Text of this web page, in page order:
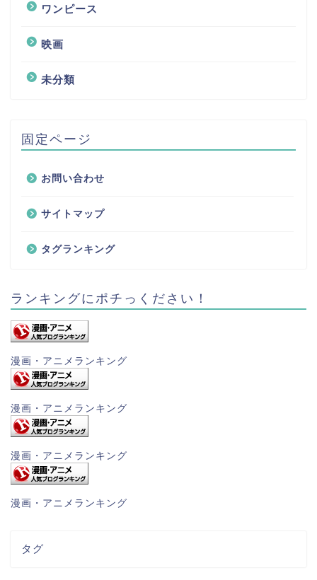
ワンピース
映画
未分類
固定ページ
お問い合わせ
サイトマップ
タグランキング
ランキングにポチっください！
漫画・アニメランキング
漫画・アニメランキング
漫画・アニメランキング
漫画・アニメランキング
タグ